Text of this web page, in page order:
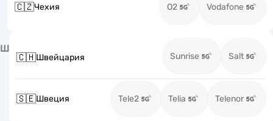
🇨🇿Чехия O2 Vodafone
Ш
🇨🇭Швейцария Sunrise Salt
🇸🇪Швеция Tele2 Telia Telenor